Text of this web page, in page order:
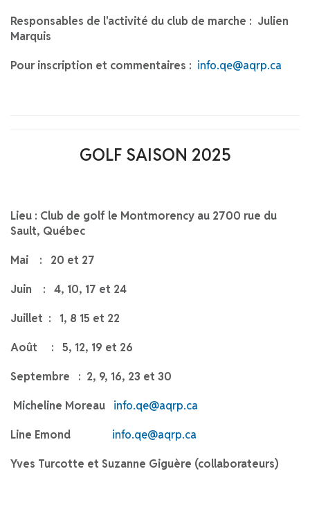
Responsables de l'activité du club de marche : Julien
Marquis
Pour inscription et commentaires : info.qe@aqrp.ca
GOLF SAISON 2025
Lieu : Club de golf le Montmorency au 2700 rue du
Sault, Québec
Mai : 20 et 27
Juin : 4, 10, 17 et 24
Juillet : 1, 8 15 et 22
Août : 5, 12, 19 et 26
Septembre : 2, 9, 16, 23 et 30
Micheline Moreau
info.qe@aqrp.ca
Line Emond
info.qe@aqrp.ca
Yves Turcotte et Suzanne Giguère (collaborateurs)